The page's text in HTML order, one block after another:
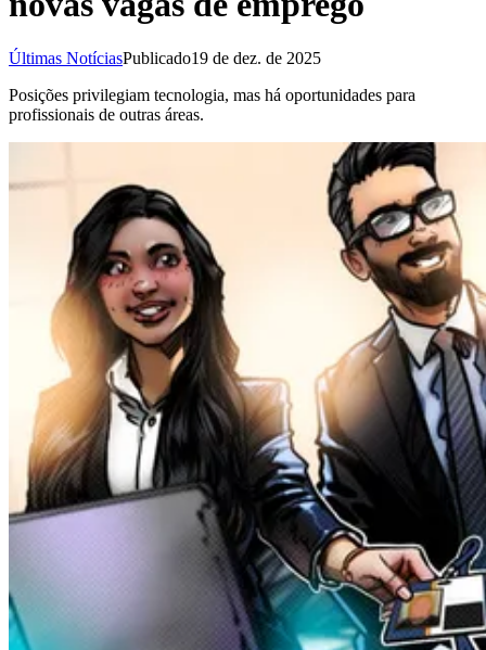
Últimas NotíciasPublicado19 de dez. de 2025
Posições privilegiam tecnologia, mas há oportunidades para
profissionais de outras áreas.